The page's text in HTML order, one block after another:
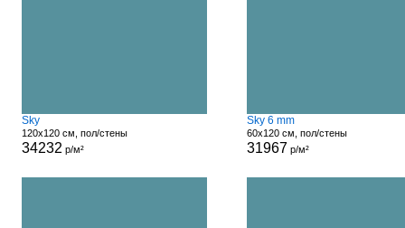
Sky
120x120 см, пол/стены
34232 р/м²
Sky 6 mm
60x120 см, пол/стены
31967 р/м²